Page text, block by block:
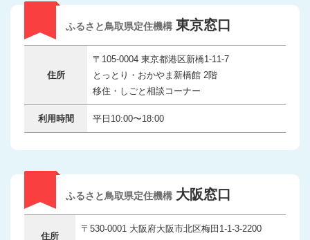
ふるさと鳥取県定住機構 東京窓口
住所
〒105-0004 東京都港区新橋1-11-7
とっとり・おかやま新橋館 2階
移住・しごと相談コーナー
利用時間 平日10:00〜18:00
ふるさと鳥取県定住機構 大阪窓口
住所
〒530-0001 大阪府大阪市北区梅田1-1-3-2200